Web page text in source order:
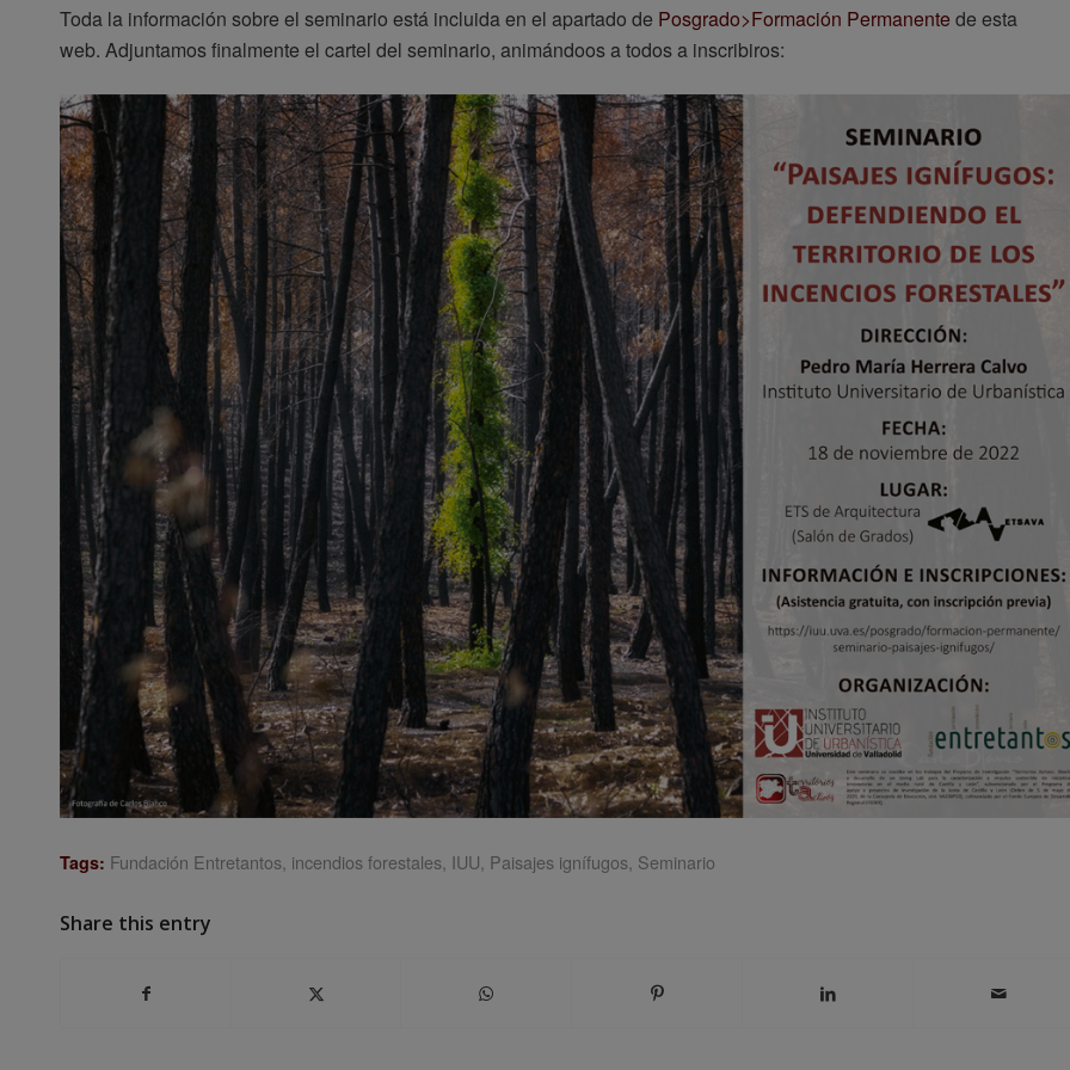
Toda la información sobre el seminario está incluida en el apartado de Posgrado>Formación Permanente de esta
web. Adjuntamos finalmente el cartel del seminario, animándoos a todos a inscribiros:
Tags: Fundación Entretantos incendios forestales IUU Paisajes ignífugos Seminario
Share this entry